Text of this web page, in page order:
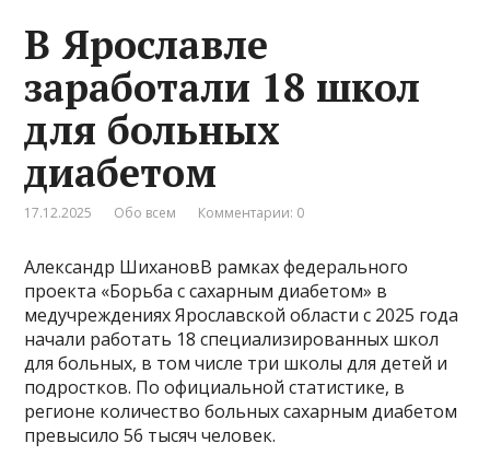
В Ярославле
заработали 18 школ
для больных
диабетом
17.12.2025 Обо всем Комментарии: 0
Александр ШихановВ рамках федерального
проекта «Борьба с сахарным диабетом» в
медучреждениях Ярославской области с 2025 года
начали работать 18 специализированных школ
для больных, в том числе три школы для детей и
подростков. По официальной статистике, в
регионе количество больных сахарным диабетом
превысило 56 тысяч человек.